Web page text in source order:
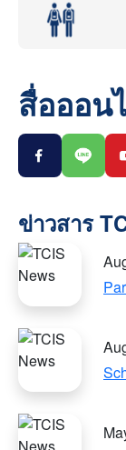
สื่อออน